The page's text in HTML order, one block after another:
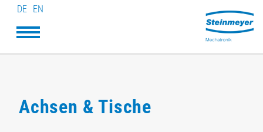
DE EN
Achsen & Tische